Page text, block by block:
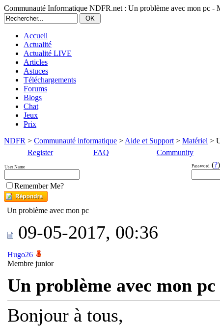
Communauté Informatique NDFR.net : Un problème avec mon pc -
Accueil
Actualité
Actualité LIVE
Articles
Astuces
Téléchargements
Forums
Blogs
Chat
Jeux
Prix
NDFR > Communauté informatique > Aide et Support > Matériel >
Register
FAQ Community
User Name Password (?)
Remember Me?
Un problème avec mon pc
09-05-2017, 00:36
Hugo26
Membre junior
Un problème avec mon pc
Bonjour à tous,